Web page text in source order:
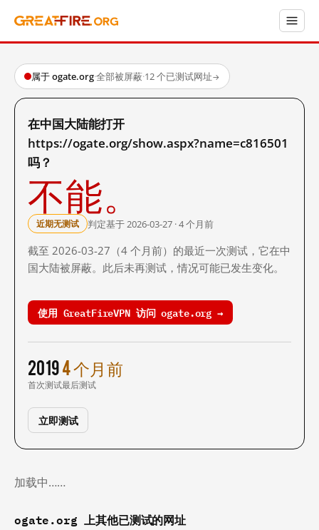
属于 ogate.org·全部被屏蔽·12 个已测试网址→
在中国大陆能打开
https://ogate.org/show.aspx?name=c816501
吗？
不能。
近期无测试 判定基于 2026-03-27 · 4 个月前
截至 2026-03-27（4 个月前）的最近一次测试，它在中
国大陆被屏蔽。此后未再测试，情况可能已发生变化。
使用 GreatFireVPN 访问 ogate.org →
2019
首次测试
4 个月前
最后测试
立即测试
加载中……
ogate.org 上其他已测试的网址